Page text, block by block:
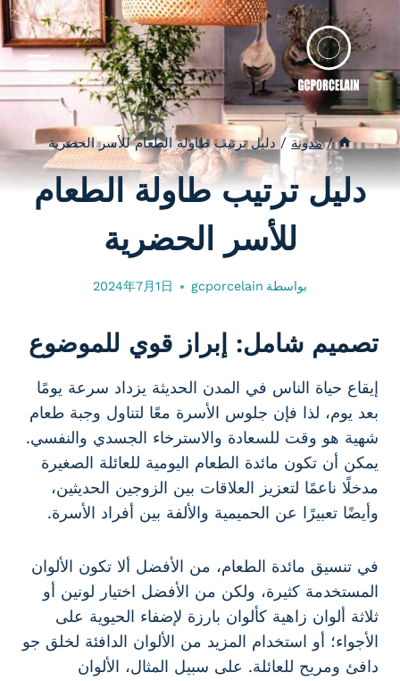
التجاوز
المحتوى
/ مدونة / دليل ترتيب طاولة الطعام للأسر الحضرية
دليل ترتيب طاولة الطعام
للأسر الحضرية
بواسطة gcporcelain
2024年7月1日
تصميم شامل: إبراز قوي للموضوع
إيقاع حياة الناس في المدن الحديثة يزداد سرعة يومًا
بعد يوم، لذا فإن جلوس الأسرة معًا لتناول وجبة طعام
شهية هو وقت للسعادة والاسترخاء الجسدي والنفسي.
يمكن أن تكون مائدة الطعام اليومية للعائلة الصغيرة
مدخلًا ناعمًا لتعزيز العلاقات بين الزوجين الحديثين،
وأيضًا تعبيرًا عن الحميمية والألفة بين أفراد الأسرة.
في تنسيق مائدة الطعام، من الأفضل ألا تكون الألوان
المستخدمة كثيرة، ولكن من الأفضل اختيار لونين أو
ثلاثة ألوان زاهية كألوان بارزة لإضفاء الحيوية على
الأجواء؛ أو استخدام المزيد من الألوان الدافئة لخلق جو
دافئ ومريح للعائلة. على سبيل المثال، الألوان